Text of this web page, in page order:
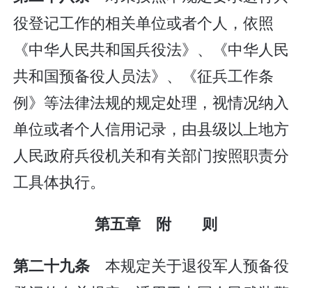
役登记工作的相关单位或者个人，依照
《中华人民共和国兵役法》、《中华人民
共和国预备役人员法》、《征兵工作条
例》等法律法规的规定处理，视情况纳入
单位或者个人信用记录，由县级以上地方
人民政府兵役机关和有关部门按照职责分
工具体执行。
第五章 附 则
第二十九条 本规定关于退役军人预备役